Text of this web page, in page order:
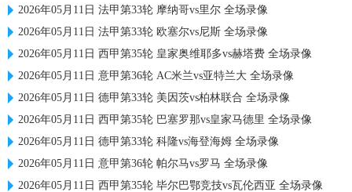
2026年05月11日 法甲第33轮 摩纳哥vs里尔 全场录像
2026年05月11日 法甲第33轮 欧塞尔vs尼斯 全场录像
2026年05月11日 西甲第35轮 皇家奥维耶多vs赫塔费 全场录像
2026年05月11日 意甲第36轮 AC米兰vs亚特兰大 全场录像
2026年05月11日 德甲第33轮 美因茨vs柏林联合 全场录像
2026年05月11日 西甲第35轮 巴塞罗那vs皇家马德里 全场录像
2026年05月11日 德甲第33轮 科隆vs海登海姆 全场录像
2026年05月11日 意甲第36轮 帕尔马vs罗马 全场录像
2026年05月11日 西甲第35轮 毕尔巴鄂竞技vs瓦伦西亚 全场录像